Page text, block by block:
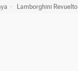
Lamborghini Revuelto